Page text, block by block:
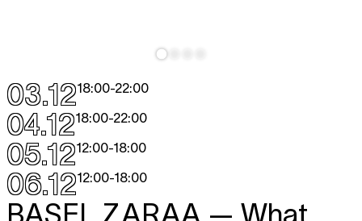
03.1218:00-22:00
04.1218:00-22:00
05.1212:00-18:00
06.1212:00-18:00
BASEL ZARAA — What